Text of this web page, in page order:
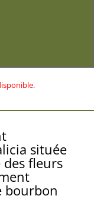
située
fleurs
bourbon